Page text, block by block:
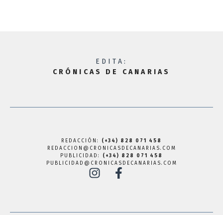
EDITA:
CRÓNICAS DE CANARIAS
REDACCIÓN: (+34) 828 071 458
REDACCION@CRONICASDECANARIAS.COM
PUBLICIDAD: (+34) 828 071 458
PUBLICIDAD@CRONICASDECANARIAS.COM